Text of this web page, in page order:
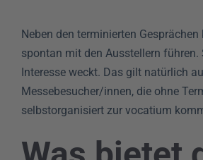
Neben den terminierten
spontan mit den Ausstellern führen.
Interesse weckt. Das gilt natürlich
Messebesucher/innen, die ohne
selbstorganisiert zur vocatium